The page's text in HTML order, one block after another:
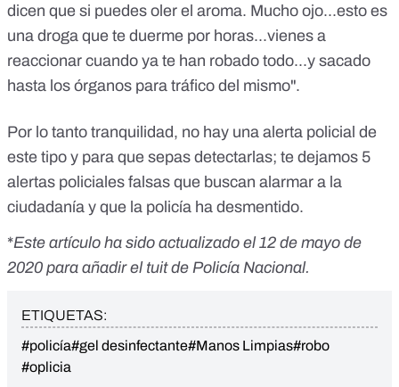
dicen que si puedes oler el aroma. Mucho ojo...esto es
una droga que te duerme por horas...vienes a
reaccionar cuando ya te han robado todo...y sacado
hasta los órganos para tráfico del mismo".
Por lo tanto tranquilidad, no hay una alerta policial de
este tipo y para que sepas detectarlas; te dejamos 5
alertas policiales falsas que buscan alarmar a la
ciudadanía y que la policía ha desmentido.
*Este artículo ha sido actualizado el 12 de mayo de
2020 para añadir el tuit de Policía Nacional.
ETIQUETAS:
#policía#gel desinfectante#Manos Limpias#robo
#oplicia